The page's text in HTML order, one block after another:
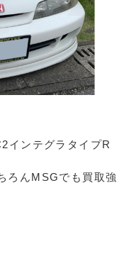
インテグラタイプR
ろんMSGでも買取強